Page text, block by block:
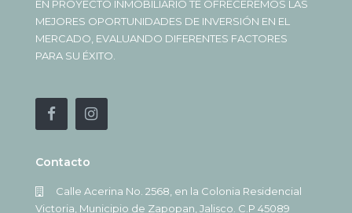
EN PROYECTO INMOBILIARIO TE OFRECEREMOS LAS
MEJORES OPORTUNIDADES DE INVERSIÓN EN EL
MERCADO, EVALUANDO DIFERENTES FACTORES
PARA SU ÉXITO.
Contacto
Calle Acerina No. 2568, en la Colonia Residencial
Victoria, Municipio de Zapopan, Jalisco. C.P 45089